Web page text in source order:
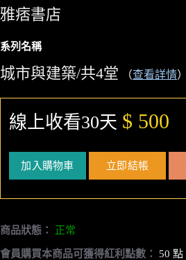
雅痞書店
系列名稱
城市與建築/共4堂 （查看詳情）
線上收看30天 $ 500
加入購物車 立即結帳
商品狀態： 正常
會員購買本商品可獲得紅利點數： 50 點